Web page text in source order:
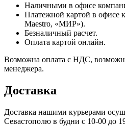
Наличными в офисе
Платежной картой в офисе
Maestro, «МИР»).
Безналичный расчет.
Оплата картой онлайн.
Возможна оплата с НДС,
менеджера.
Доставка
Доставка нашими курьерами
Севастополю в будни с 10-00 до